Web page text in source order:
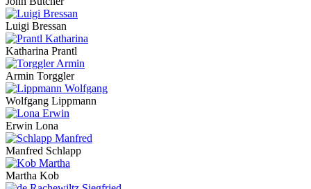
Luigi Bressan
Katharina Prantl
Armin Torggler
Wolfgang Lippmann
Erwin Lona
Manfred Schlapp
Martha Kob